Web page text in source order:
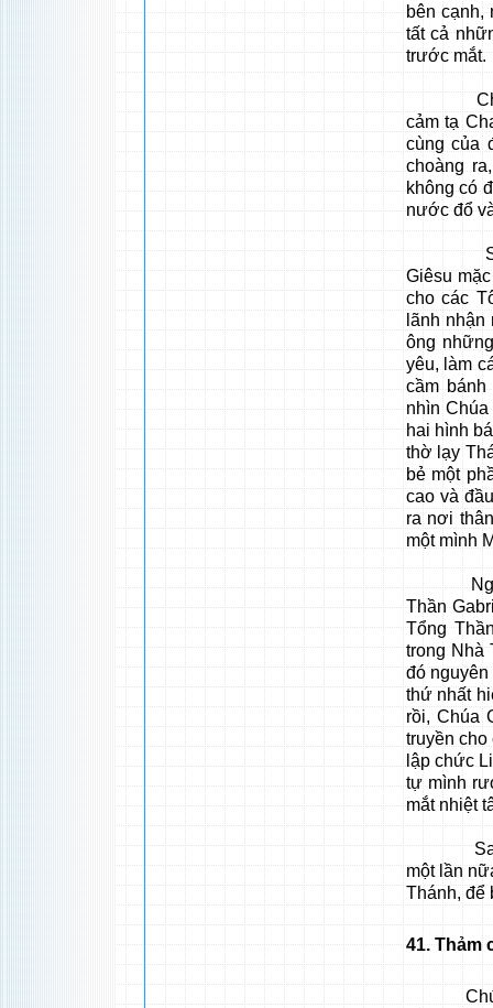
bên
tất cả
trước mắt.
Chúa
cảm tạ
cùng của
choàng
không có
nước đổ
Sau khi
Giêsu
cho các
lãnh
ông
yêu, làm
cầm
nhìn
hai hình
thờ lạy
bẻ một
cao và
ra nơi
một mình
Ngài lại
Thần
Tổng
trong Nhà
đó
thứ nhất
rồi, Chúa
truyền cho
lập chức
tự mình
mắt nhiệt
Sau khi
một lần
Thánh, để
41. Thảm
Chúa